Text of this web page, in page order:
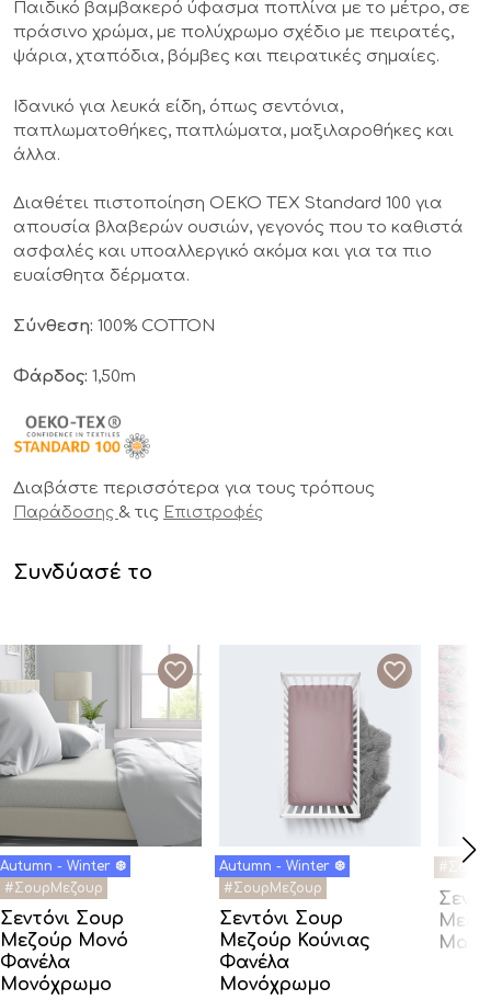
Παιδικό βαμβακερό ύφασμα ποπλίνα με το μέτρο, σε
πράσινο χρώμα, με πολύχρωμο σχέδιο με πειρατές,
ψάρια, χταπόδια, βόμβες και πειρατικές σημαίες.
Ιδανικό για λευκά είδη, όπως σεντόνια,
παπλωματοθήκες, παπλώματα, μαξιλαροθήκες και
άλλα.
Διαθέτει πιστοποίηση OEKO TEX Standard 100 για
απουσία βλαβερών ουσιών, γεγονός που το καθιστά
ασφαλές και υποαλλεργικό ακόμα και για τα πιο
ευαίσθητα δέρματα.
Σύνθεση: 100% COTTON
Φάρδος: 1,50m
Διαβάστε περισσότερα για τους τρόπους
Παράδοσης & τις Επιστροφές
Συνδύασέ το
Σεντόνι Σουρ
Μεζούρ Μονό
Φανέλα
Μονόχρωμο
Σεντόνι Σουρ
Μεζούρ Κούνιας
Φανέλα
Μονόχρωμο